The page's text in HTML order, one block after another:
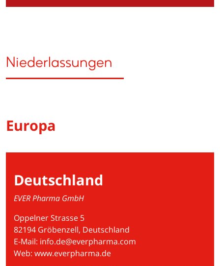
Niederlassungen
Europa
Deutschland
EVER Pharma GmbH
Oppelner Strasse 5
82194 Gröbenzell, Deutschland
E-Mail: info.de@everpharma.com
Web: www.everpharma.de